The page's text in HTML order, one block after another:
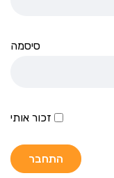
סיסמה
זכור אותי